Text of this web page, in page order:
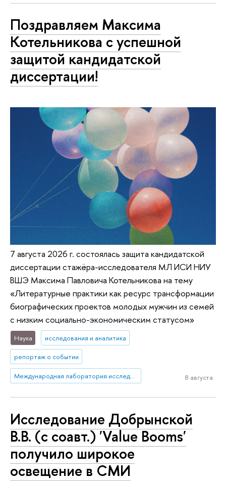
Поздравляем Максима
Котельникова с успешной
защитой кандидатской
диссертации!
7 августа 2026 г. состоялась защита кандидатской
диссертации стажёра-исследователя МЛ ИСИ НИУ
ВШЭ Максима Павловича Котельникова на тему
«Литературные практики как ресурс трансформации
биографических проектов молодых мужчин из семей
с низким социально-экономическим статусом»
Наука исследования и аналитика
репортаж о событии
Международная лаборатория исследований социальной интеграции 8 августа
Исследование Добрынской
В.В. (с соавт.) 'Value Booms'
получило широкое
освещение в СМИ